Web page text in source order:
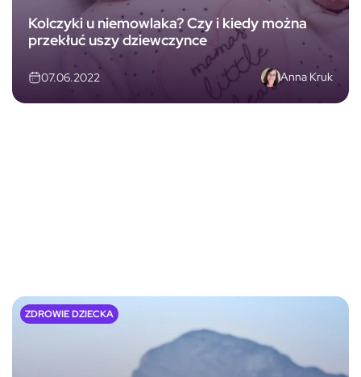
Kolczyki u niemowlaka? Czy i kiedy można
przekłuć uszy dziewczynce
07.06.2022 Anna Kruk
ZDROWIE DZIECKA